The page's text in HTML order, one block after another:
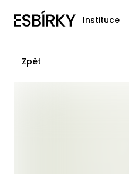
Instituce
Zpět